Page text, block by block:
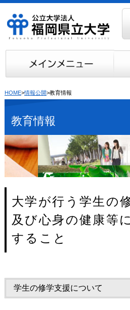
HOME>情報公開>教育情報
教育情報
大学が行う学生の
及び心身の健康等
すること
学生の修学支援について